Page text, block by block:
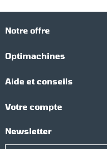
Notre offre
Optimachines
Aide et conseils
Votre compte
Newsletter